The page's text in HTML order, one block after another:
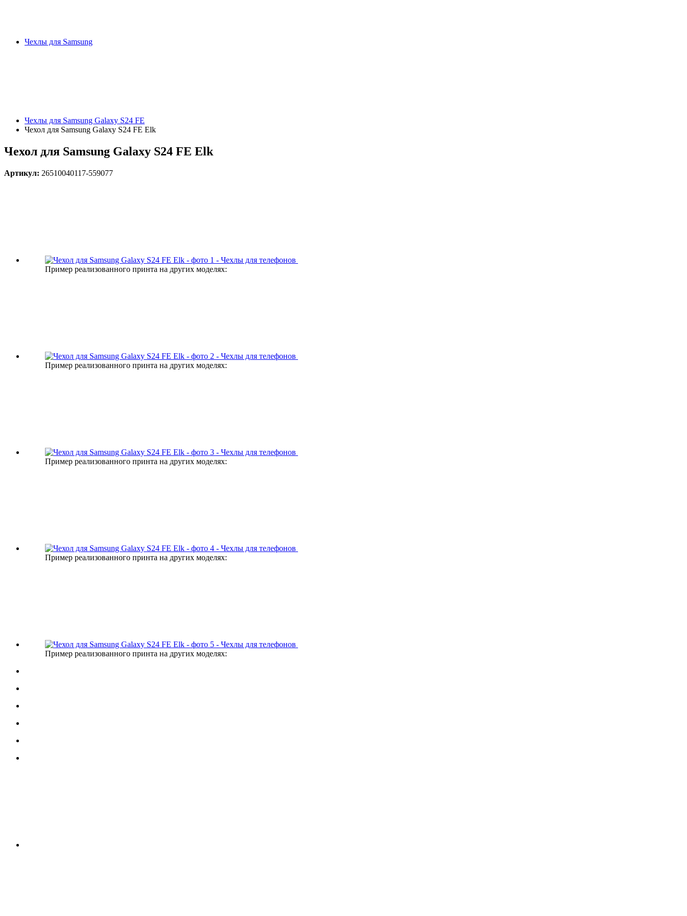
Чехлы для Samsung
Чехлы для Samsung Galaxy S24 FE
Чехол для Samsung Galaxy S24 FE Elk
Чехол для Samsung Galaxy S24 FE Elk
Артикул: 26510040117-559077
Пример реализованного принта на других моделях:
Пример реализованного принта на других моделях:
Пример реализованного принта на других моделях:
Пример реализованного принта на других моделях:
Пример реализованного принта на других моделях: